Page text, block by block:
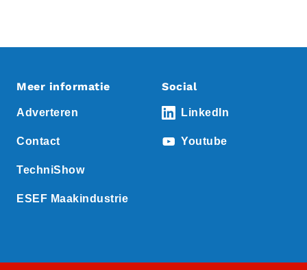
Meer informatie
Adverteren
Contact
TechniShow
ESEF Maakindustrie
Social
LinkedIn
Youtube